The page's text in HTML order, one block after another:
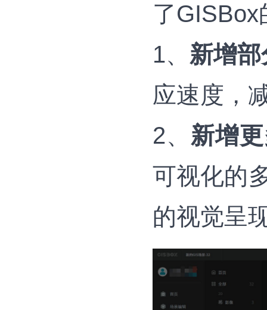
了GISBox
1、 新增
应速度，
2、 新增
可视化的
的视觉呈